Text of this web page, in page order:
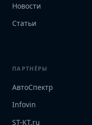
Новости
Статьи
ПАРТНЁРЫ
АвтоСпектр
Infovin
ST-KT.ru